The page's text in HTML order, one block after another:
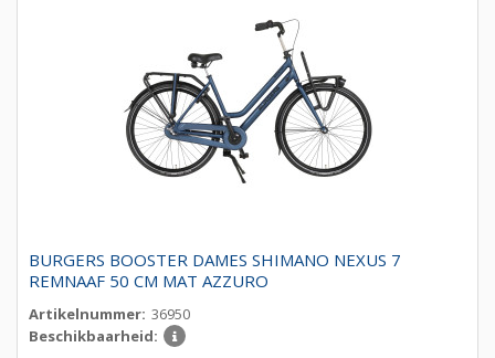
BURGERS BOOSTER DAMES SHIMANO NEXUS 7
REMNAAF 50 CM MAT AZZURO
Artikelnummer: 36950
Beschikbaarheid: